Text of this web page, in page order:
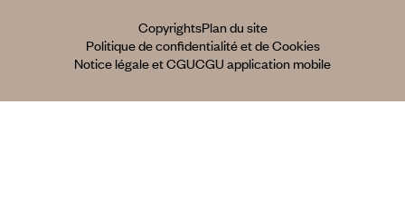
CopyrightsPlan du site
Politique de confidentialité et de Cookies
Notice légale et CGUCGU application mobile